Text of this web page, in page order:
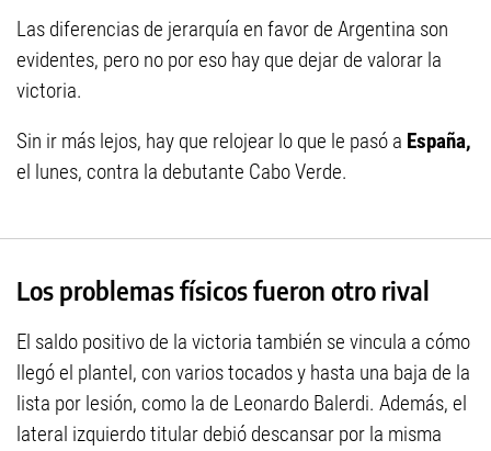
Las diferencias de jerarquía en favor de Argentina son
evidentes, pero no por eso hay que dejar de valorar la
victoria.
Sin ir más lejos, hay que relojear lo que le pasó a España,
el lunes, contra la debutante Cabo Verde.
Los problemas físicos fueron otro rival
El saldo positivo de la victoria también se vincula a cómo
llegó el plantel, con varios tocados y hasta una baja de la
lista por lesión, como la de Leonardo Balerdi. Además, el
lateral izquierdo titular debió descansar por la misma